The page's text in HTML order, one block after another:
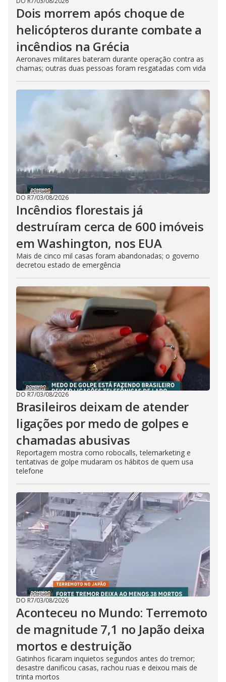
Dois morrem após choque de
helicópteros durante combate a
incêndios na Grécia
Aeronaves militares bateram durante operação contra as
chamas; outras duas pessoas foram resgatadas com vida
DO R7/03/08/2026
Incêndios florestais já
destruíram cerca de 600 imóveis
em Washington, nos EUA
Mais de cinco mil casas foram abandonadas; o governo
decretou estado de emergência
DO R7/03/08/2026
Brasileiros deixam de atender
ligações por medo de golpes e
chamadas abusivas
Reportagem mostra como robocalls, telemarketing e
tentativas de golpe mudaram os hábitos de quem usa
telefone
DO R7/03/08/2026
Aconteceu no Mundo: Terremoto
de magnitude 7,1 no Japão deixa
mortos e destruição
Gatinhos ficaram inquietos segundos antes do tremor;
desastre danificou casas, rachou ruas e deixou mais de
trinta mortos